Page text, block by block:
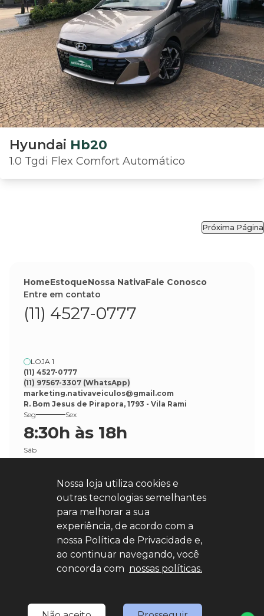
Hyundai Hb20
1.0 Tgdi Flex Comfort Automático
Próxima Página
HomeEstoqueNossa NativaFale Conosco
Entre em contato
(11) 4527-0777
LOJA 1
(11) 4527-0777
(11) 97567-3307 (WhatsApp)
marketing.nativaveiculos@gmail.com
R. Bom Jesus de Pirapora, 1793 - Vila Rami
Seg
Sex
8:30h às 18h
Sáb
Explore nosso sucesso
Desenvolvido porsync
Nossa loja utiliza cookies e
outras tecnologias semelhantes
para melhorar a sua
experiência, de acordo com a
nossa Política de Privacidade e,
ao continuar navegando, você
concorda com nossas políticas.